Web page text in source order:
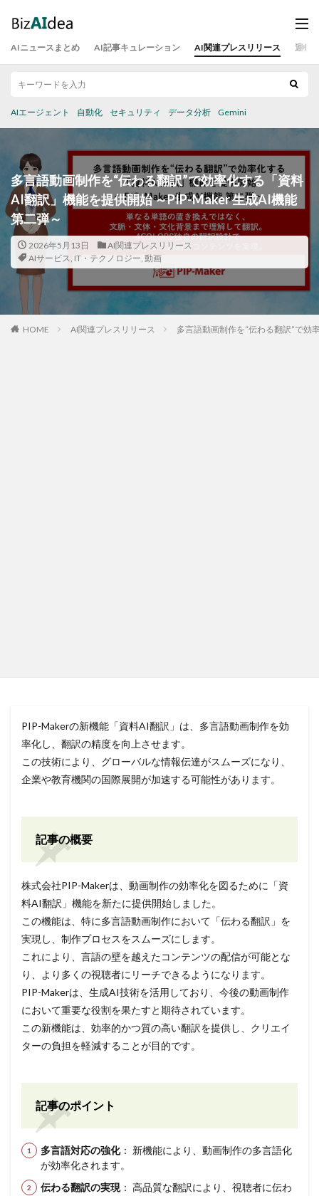
AIニュースまとめ AI記事キュレーション AI関連プレスリリース 運営
AIエージェント 自動化 セキュリティ データ分析 Gemini
多言語動画制作を“伝わる翻訳”で効率化する「資料
AI翻訳」機能を提供開始 ～PIP-Maker 生成AI機能
第二弾～
2026年5月13日
AI関連プレスリリース
AIサービス, IT・テクノロジー, 動画
HOME AI関連プレスリリース 多言語動画制作を“伝わる翻訳”で効
PIP-Makerの新機能「資料AI翻訳」は、多言語動画制作を効
率化し、翻訳の精度を向上させます。
この技術により、グローバルな情報伝達がスムーズになり、
企業や教育機関の国際展開が加速する可能性があります。
記事の概要
株式会社PIP-Makerは、動画制作の効率化を図るために「資
料AI翻訳」機能を新たに提供開始しました。
この機能は、特に多言語動画制作において「伝わる翻訳」を
実現し、制作プロセスをスムーズにします。
これにより、言語の壁を越えたコンテンツの配信が可能とな
り、より多くの視聴者にリーチできるようになります。
PIP-Makerは、生成AI技術を活用しており、今後の動画制作
において重要な役割を果たすと期待されています。
この新機能は、効率的かつ質の高い翻訳を提供し、クリエイ
ターの負担を軽減することが目的です。
記事のポイント
多言語対応の強化： 新機能により、動画制作の多言語化
が効率化されます。
伝わる翻訳の実現： 高品質な翻訳により、視聴者に伝わ